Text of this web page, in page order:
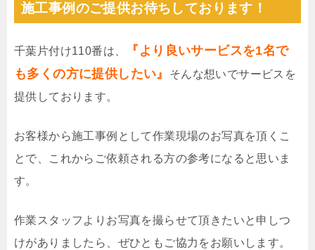
施工事例のご提供お待ちしております！
千葉片付け110番は、
『より良いサービスを1名で
も多くの方に提供したい』
そんな想いでサービスを
提供しております。
お客様から施工事例として作業現場のお写真を頂くこ
とで、これからご依頼される方の参考になると思いま
す。
作業スタッフよりお写真を撮らせて頂きたいと申しつ
けがありましたら、ぜひともご協力をお願いします。